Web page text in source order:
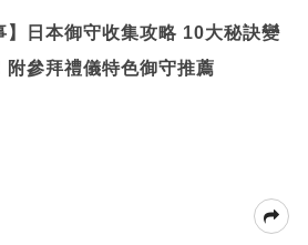
】日本御守收集攻略 10大秘訣變
附參拜禮儀特色御守推薦